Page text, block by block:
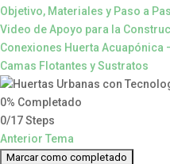
Objetivo, Materiales y Paso a
Video de Apoyo para la
Conexiones Huerta Acuapónica
Camas Flotantes y Sustratos
0% Completado
0/17 Steps
Anterior Tema